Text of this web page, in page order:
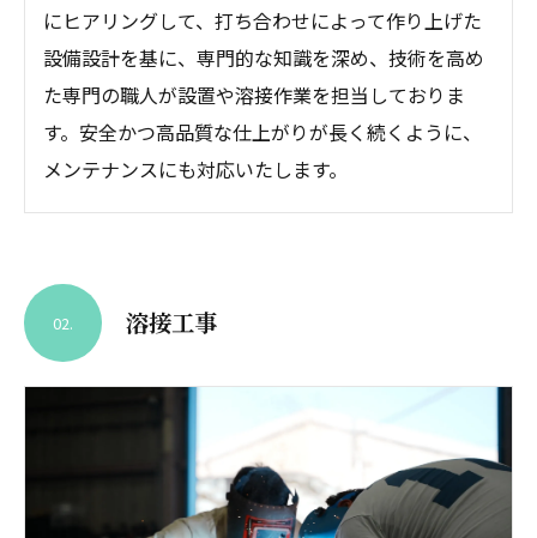
にヒアリングして、打ち合わせによって作り上げた
設備設計を基に、専門的な知識を深め、技術を高め
た専門の職人が設置や溶接作業を担当しておりま
す。安全かつ高品質な仕上がりが長く続くように、
メンテナンスにも対応いたします。
溶接工事
02.